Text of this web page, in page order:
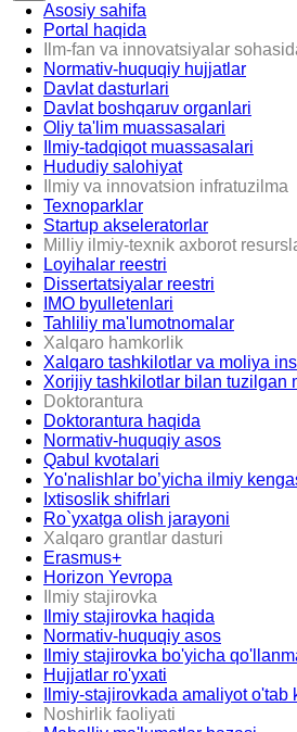
Asosiy sahifa
Portal haqida
Ilm-fan va innovatsiyalar
Normativ-huquqiy hujjatlar
Davlat dasturlari
Davlat boshqaruv organlari
Oliy ta'lim muassasalari
Ilmiy-tadqiqot muassasalari
Hududiy salohiyat
Ilmiy va innovatsion infratuzilma
Texnoparklar
Startup akseleratorlar
Milliy ilmiy-texnik axborot
Loyihalar reestri
Dissertatsiyalar reestri
IMO byulletenlari
Tahliliy ma'lumotnomalar
Xalqaro hamkorlik
Xalqaro tashkilotlar va moliya
Xorijiy tashkilotlar bilan tuzilgan
Doktorantura
Doktorantura haqida
Normativ-huquqiy asos
Qabul kvotalari
Yo'nalishlar bo’yicha ilmiy
Ixtisoslik shifrlari
Ro`yxatga olish jarayoni
Xalqaro grantlar dasturi
Erasmus+
Horizon Yevropa
Ilmiy stajirovka
Ilmiy stajirovka haqida
Normativ-huquqiy asos
Ilmiy stajirovka bo'yicha
Hujjatlar ro'yxati
Ilmiy-stajirovkada amaliyot o'tab
Noshirlik faoliyati